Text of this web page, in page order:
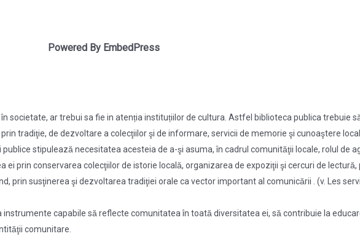
Powered By EmbedPress
ar trebui sa fie in atenția instituțiilor de cultura. Astfel biblioteca publica trebuie
tradiţie, de dezvoltare a colecţiilor şi de informare, servicii de memorie şi cunoaştere
publice stipulează necesitatea acesteia de a-şi asuma, în cadrul comunităţii locale, rolul de
prin conservarea colecţiilor de istorie locală, organizarea de expoziţii şi cercuri de
prin susţinerea şi dezvoltarea tradiţiei orale ca vector important al comunicării . (v. Les
capabile să reflecte comunitatea în toată diversitatea ei, să contribuie la
comunitare.